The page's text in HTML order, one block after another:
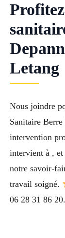
Letang
Nous joindre
Sanitaire
intervention
intervient à ,
notre savoir-
travail soigné.
06 28 31 86